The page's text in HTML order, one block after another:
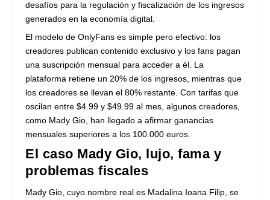
desafíos para la regulación y fiscalización de los ingresos
generados en la economía digital.
El modelo de OnlyFans es simple pero efectivo: los
creadores publican contenido exclusivo y los fans pagan
una suscripción mensual para acceder a él. La
plataforma retiene un 20% de los ingresos, mientras que
los creadores se llevan el 80% restante. Con tarifas que
oscilan entre $4.99 y $49.99 al mes, algunos creadores,
como Mady Gio, han llegado a afirmar ganancias
mensuales superiores a los 100.000 euros.
El caso Mady Gio, lujo, fama y
problemas fiscales
Mady Gio, cuyo nombre real es Madalina Ioana Filip, se